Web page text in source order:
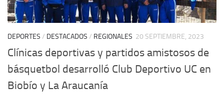
DEPORTES / DESTACADOS / REGIONALES 20 SEPTIEMBRE, 2023
Clínicas deportivas y partidos amistosos de
básquetbol desarrolló Club Deportivo UC en
Biobío y La Araucanía